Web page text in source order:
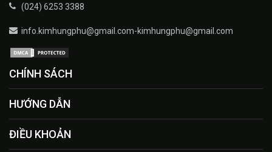
(024) 6253 3388
info.kimhungphu@gmail.com-kimhungphu@gmail.com
CHÍNH SÁCH
HƯỚNG DẪN
ĐIỀU KHOẢN